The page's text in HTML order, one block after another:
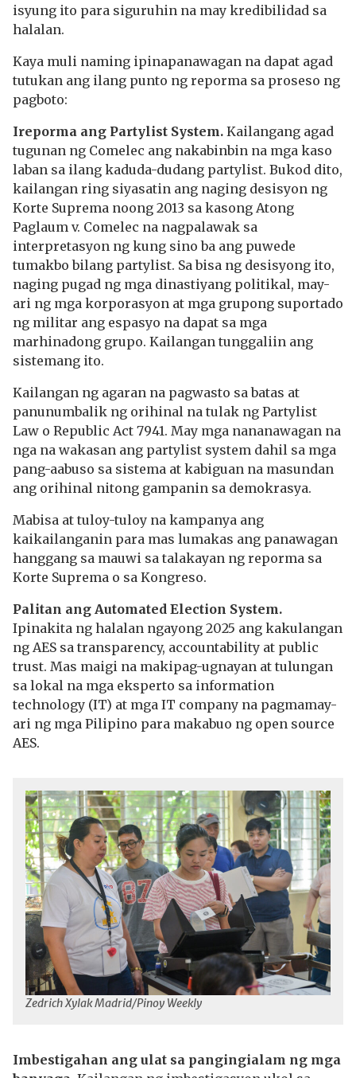
isyung ito para siguruhin na may kredibilidad sa
halalan.
Kaya muli naming ipinapanawagan na dapat agad
tutukan ang ilang punto ng reporma sa proseso ng
pagboto:
Ireporma ang Partylist System. Kailangang agad
tugunan ng Comelec ang nakabinbin na mga kaso
laban sa ilang kaduda-dudang partylist. Bukod dito,
kailangan ring siyasatin ang naging desisyon ng
Korte Suprema noong 2013 sa kasong Atong
Paglaum v. Comelec na nagpalawak sa
interpretasyon ng kung sino ba ang puwede
tumakbo bilang partylist. Sa bisa ng desisyong ito,
naging pugad ng mga dinastiyang politikal, may-
ari ng mga korporasyon at mga grupong suportado
ng militar ang espasyo na dapat sa mga
marhinadong grupo. Kailangan tunggaliin ang
sistemang ito.
Kailangan ng agaran na pagwasto sa batas at
panunumbalik ng orihinal na tulak ng Partylist
Law o Republic Act 7941. May mga nananawagan na
nga na wakasan ang partylist system dahil sa mga
pang-aabuso sa sistema at kabiguan na masundan
ang orihinal nitong gampanin sa demokrasya.
Mabisa at tuloy-tuloy na kampanya ang
kaikailanganin para mas lumakas ang panawagan
hanggang sa mauwi sa talakayan ng reporma sa
Korte Suprema o sa Kongreso.
Palitan ang Automated Election System.
Ipinakita ng halalan ngayong 2025 ang kakulangan
ng AES sa transparency, accountability at public
trust. Mas maigi na makipag-ugnayan at tulungan
sa lokal na mga eksperto sa information
technology (IT) at mga IT company na pagmamay-
ari ng mga Pilipino para makabuo ng open source
AES.
Zedrich Xylak Madrid/Pinoy Weekly
Imbestigahan ang ulat sa pangingialam ng mga